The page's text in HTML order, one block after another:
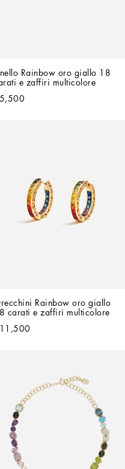
Rainbow oro giallo 18
e zaffiri multicolore
Rainbow oro giallo
carati e zaffiri multicolore